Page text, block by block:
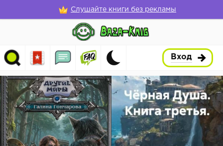
Слушайте книги без рекламы
Вход